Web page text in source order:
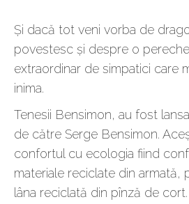
Și dacă tot veni vorba de
povestesc și despre o
extraordinar de simpatici care
inima.
Tenesii Bensimon, au fost
de către Serge Bensimon.
confortul cu ecologia fiind
materiale reciclate din armată,
lâna reciclată din pînză de cort.